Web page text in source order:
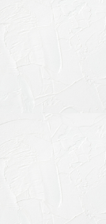
● 部分矯
トに改善